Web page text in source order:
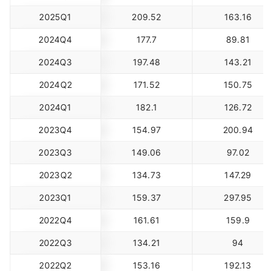
2025Q1 209.52 163.16
2024Q4 177.7 89.81
2024Q3 197.48 143.21
2024Q2 171.52 150.75
2024Q1 182.1 126.72
2023Q4 154.97 200.94
2023Q3 149.06 97.02
2023Q2 134.73 147.29
2023Q1 159.37 297.95
2022Q4 161.61 159.9
2022Q3 134.21 94
2022Q2 153.16 192.13